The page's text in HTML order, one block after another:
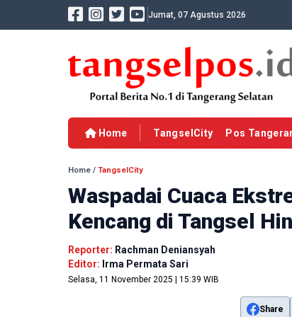
Jumat, 07 Agustus 2026
Home TangselCity Pos
Home / TangselCity
Waspadai Cuaca
Kencang di Tangsel
Reporter: Rachman Deniansyah
Editor: Irma Permata Sari
Selasa, 11 November 2025 | 15:39 WIB
Share